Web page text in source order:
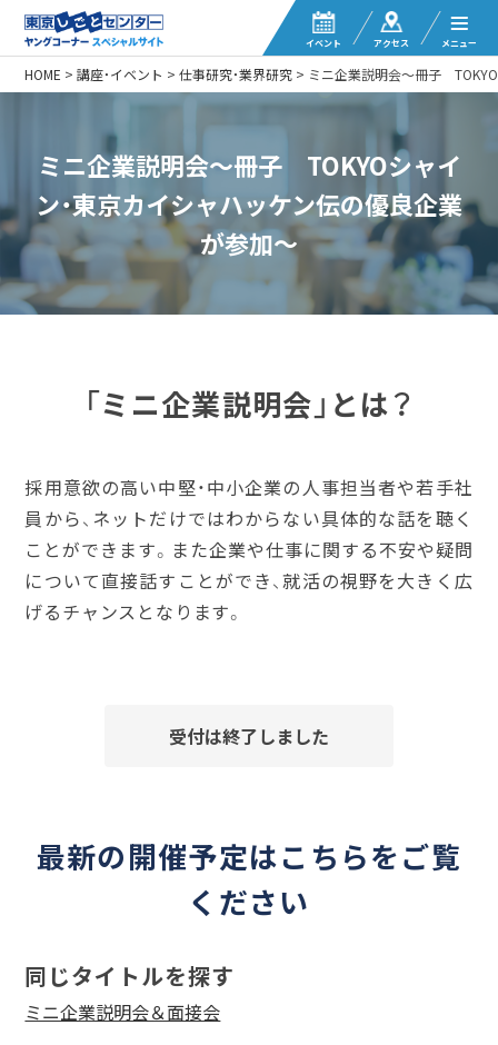
イベント アクセス メニュー
HOME >講座・イベント >仕事研究・業界研究 > ミニ企業説明会～冊子
ミニ企業説明会～冊子 TOKYOシャイ
ン・東京カイシャハッケン伝の優良企業
が参加～
「ミニ企業説明会」とは？
採用意欲の高い中堅・中小企業の人事担当者や若手社
員から、ネットだけではわからない具体的な話を聴く
ことができます。また企業や仕事に関する不安や疑問
について直接話すことができ、就活の視野を大きく広
げるチャンスとなります。
受付は終了しました
最新の開催予定はこちらをご覧
ください
同じタイトルを探す
ミニ企業説明会＆面接会